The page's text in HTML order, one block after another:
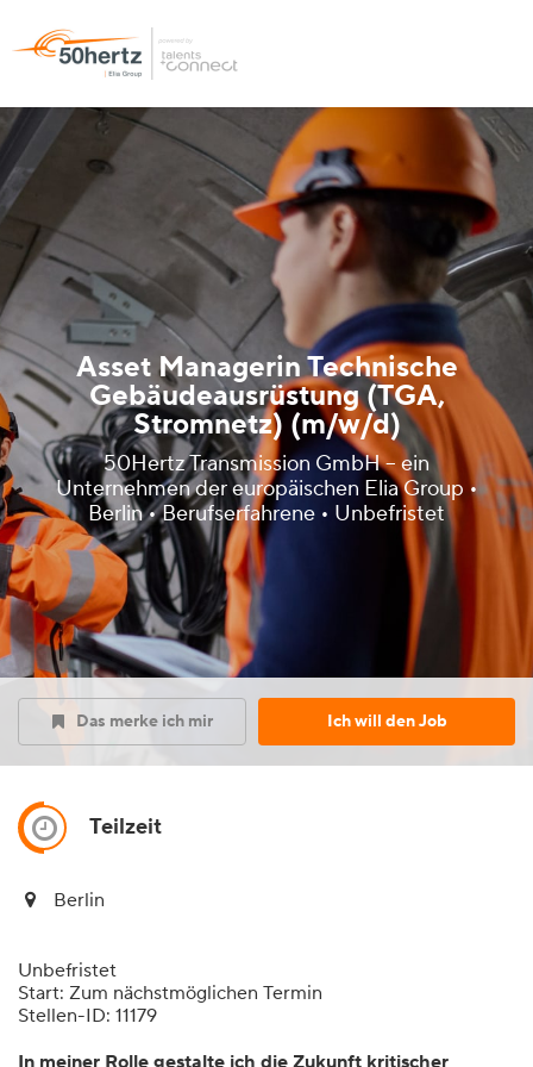
Asset Managerin Technische
Gebäudeausrüstung (TGA,
Stromnetz) (m/w/d)
50Hertz Transmission GmbH – ein
Unternehmen der europäischen Elia Group •
Berlin • Berufserfahrene • Unbefristet
Das merke ich mir Ich will den Job
Teilzeit
Berlin
Unbefristet
Start: Zum nächstmöglichen Termin
Stellen-ID: 11179